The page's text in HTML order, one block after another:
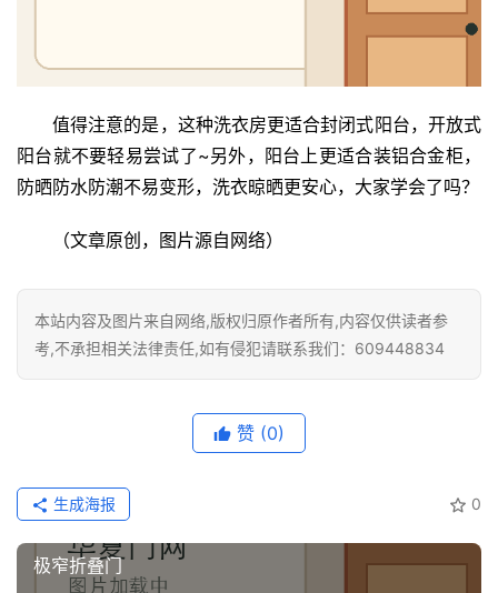
值得注意的是，这种洗衣房更适合封闭式阳台，开放式
阳台就不要轻易尝试了~另外，阳台上更适合装铝合金柜，
防晒防水防潮不易变形，洗衣晾晒更安心，大家学会了吗？
（文章原创，图片源自网络）
本站内容及图片来自网络,版权归原作者所有,内容仅供读者参
考,不承担相关法律责任,如有侵犯请联系我们：609448834
赞 (0)
0
生成海报
极窄折叠门